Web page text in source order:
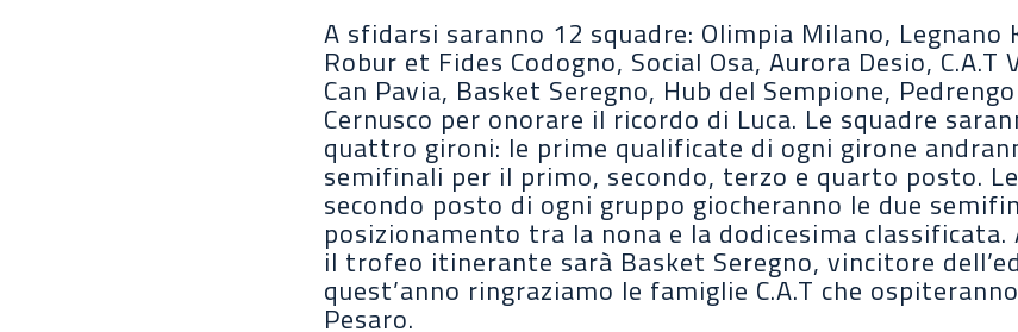
A sfidarsi saranno 12 squadre: Olimpia Milano, Legnano
Robur et Fides Codogno, Social Osa, Aurora Desio, C.A.T
Can Pavia, Basket Seregno, Hub del Sempione,
Cernusco per onorare il ricordo di Luca. Le squadre
quattro gironi: le prime qualificate di ogni girone
semifinali per il primo, secondo, terzo e quarto posto.
secondo posto di ogni gruppo giocheranno le due
posizionamento tra la nona e la dodicesima
il trofeo itinerante sarà Basket Seregno, vincitore
quest’anno ringraziamo le famiglie C.A.T che
Pesaro.